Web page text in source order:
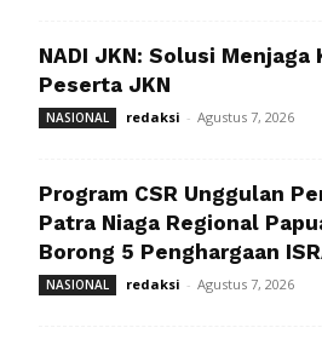
NADI JKN: Solusi Menjaga
Peserta JKN
NASIONAL redaksi - Agustus 7, 2026
Program CSR Unggulan
Patra Niaga Regional
Borong 5 Penghargaan
NASIONAL redaksi - Agustus 7, 2026